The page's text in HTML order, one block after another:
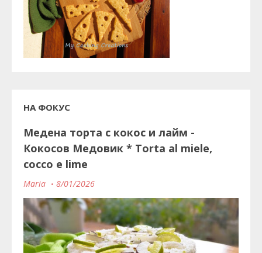
НА ФОКУС
Медена торта с кокос и лайм -
Кокосов Медовик * Torta al miele,
cocco e lime
Maria 8/01/2026